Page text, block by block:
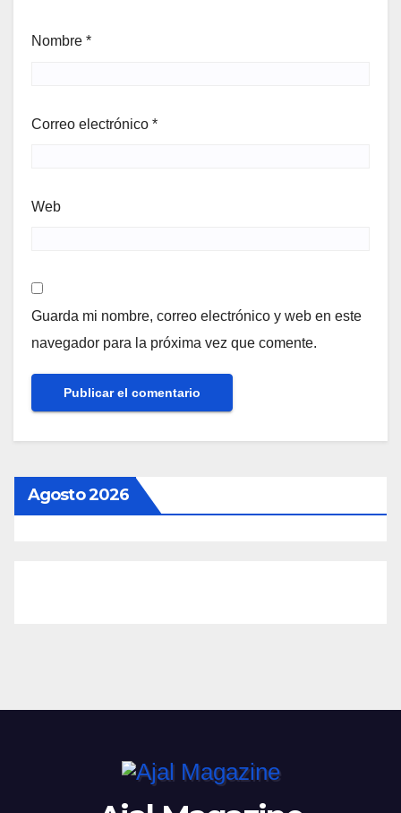
Nombre *
Correo electrónico *
Web
Guarda mi nombre, correo electrónico y web en este
navegador para la próxima vez que comente.
Agosto 2026